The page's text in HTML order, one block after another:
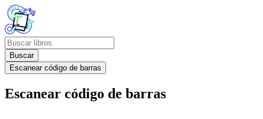
Buscar
Escanear código de barras
Escanear código de barras